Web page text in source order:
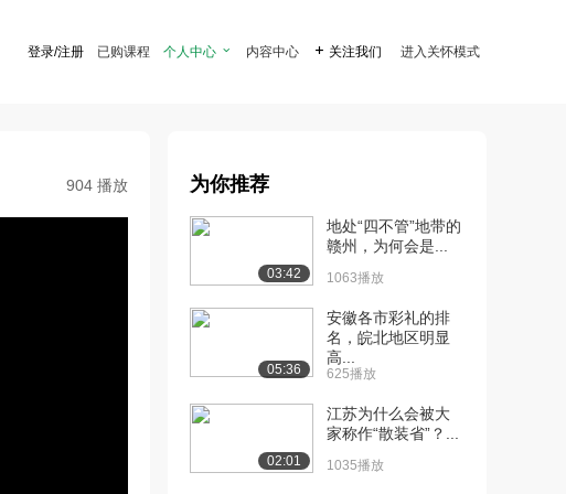
登录/注册 已购课程 个人中心  内容中心  关注我们 进入关怀模式
904 播放 为你推荐
03:42
地处“四不管”地带的
赣州，为何会是...
1063播放
05:36
安徽各市彩礼的排
名，皖北地区明显
高...
625播放
02:01
江苏为什么会被大
家称作“散装省”？...
1035播放